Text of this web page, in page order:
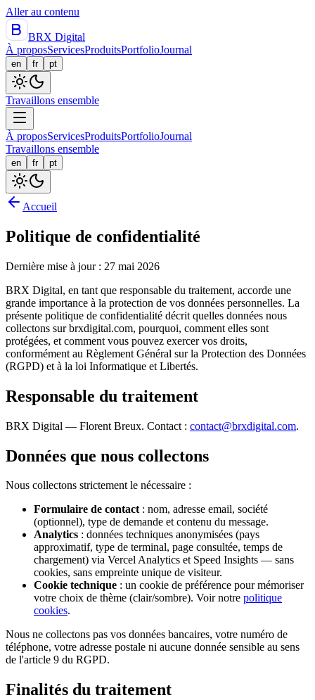
Aller au contenu
BRX Digital
À proposServicesProduitsPortfolioJournal
en fr pt
Travaillons ensemble
À proposServicesProduitsPortfolioJournal
Travaillons ensemble
en fr pt
Accueil
Politique de confidentialité
Dernière mise à jour : 27 mai 2026
BRX Digital, en tant que responsable du traitement, accorde une
grande importance à la protection de vos données personnelles. La
présente politique de confidentialité décrit quelles données nous
collectons sur brxdigital.com, pourquoi, comment elles sont
protégées, et comment vous pouvez exercer vos droits,
conformément au Règlement Général sur la Protection des Données
(RGPD) et à la loi Informatique et Libertés.
Responsable du traitement
BRX Digital — Florent Breux. Contact : contact@brxdigital.com.
Données que nous collectons
Nous collectons strictement le nécessaire :
Formulaire de contact: nom, adresse email, société
(optionnel), type de demande et contenu du message.
Analytics : données techniques anonymisées (pays
approximatif, type de terminal, page consultée, temps de
chargement) via Vercel Analytics et Speed Insights — sans
cookies, sans empreinte unique de visiteur.
Cookie technique : un cookie de préférence pour mémoriser
votre choix de thème (clair/sombre). Voir notre politique
cookies.
Nous ne collectons pas vos données bancaires, votre numéro de
téléphone, votre adresse postale ni aucune donnée sensible au sens
de l'article 9 du RGPD.
Finalités du traitement